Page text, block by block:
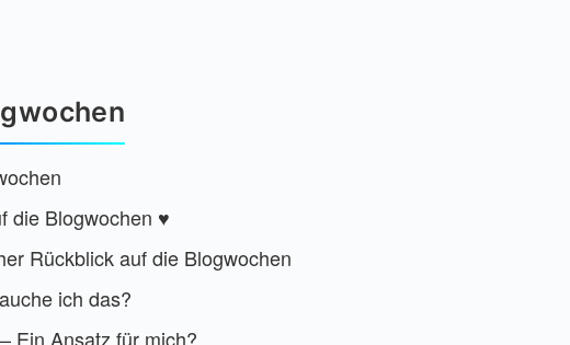
die Blogwochen ♥️
Rückblick auf die Blogwochen
ich das?
Ein Ansatz für mich?